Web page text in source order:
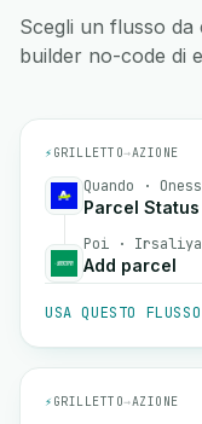
Scegli un flusso
builder no-code di
⚡ GRILLETTO→AZIONE
Quando ·
Parcel
Poi ·
Add parcel
USA QUESTO
⚡ GRILLETTO→AZIONE